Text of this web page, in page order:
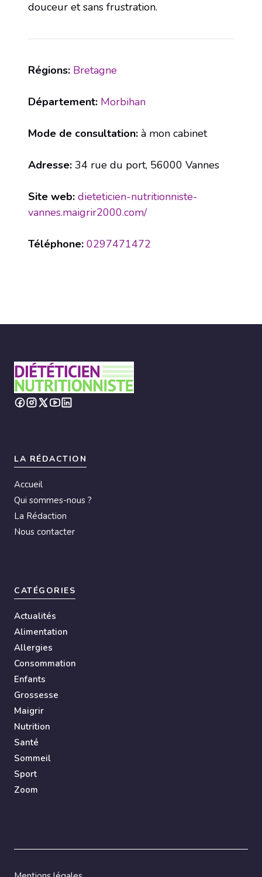
douceur et sans frustration.
Régions: Bretagne
Département: Morbihan
Mode de consultation: à mon cabinet
Adresse: 34 rue du port, 56000 Vannes
Site web: dieteticien-nutritionniste-
vannes.maigrir2000.com/
Téléphone: 0297471472
LA RÉDACTION
Accueil
Qui sommes-nous ?
La Rédaction
Nous contacter
CATÉGORIES
Actualités
Alimentation
Allergies
Consommation
Enfants
Grossesse
Maigrir
Nutrition
Santé
Sommeil
Sport
Zoom